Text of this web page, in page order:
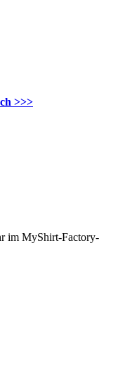
>>>
im MyShirt-Factory-